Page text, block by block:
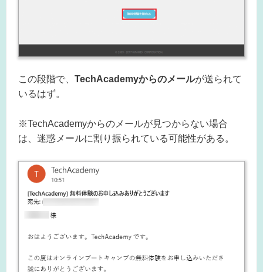
この段階で、 TechAcademyからのメールが送られて
いるはず。
※TechAcademyからのメールが見つからない場合
は、迷惑メールに割り振られている可能性がある。